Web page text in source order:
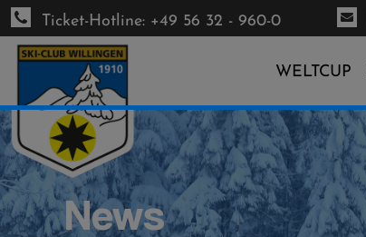
Direkt
zum
Inhalt
Ticket-Hotline: +49 56 32 - 960-0
WELTCUP
News